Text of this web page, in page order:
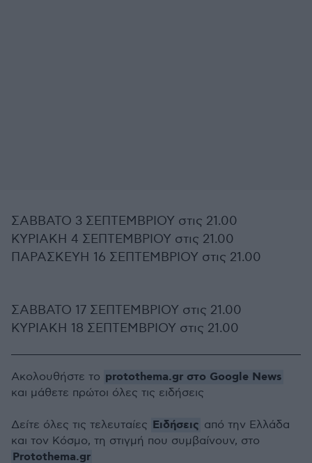
ΣΑΒΒΑΤΟ 3 ΣΕΠΤΕΜΒΡΙΟΥ στις 21.00
ΚΥΡΙΑΚΗ 4 ΣΕΠΤΕΜΒΡΙΟΥ στις 21.00
ΠΑΡΑΣΚΕΥΗ 16 ΣΕΠΤΕΜΒΡΙΟΥ στις 21.00
ΣΑΒΒΑΤΟ 17 ΣΕΠΤΕΜΒΡΙΟΥ στις 21.00
ΚΥΡΙΑΚΗ 18 ΣΕΠΤΕΜΒΡΙΟΥ στις 21.00
Ακολουθήστε το protothema.gr στο Google News
και μάθετε πρώτοι όλες τις ειδήσεις
Δείτε όλες τις τελευταίες Ειδήσεις από την Ελλάδα
και τον Κόσμο, τη στιγμή που συμβαίνουν, στο
Protothema.gr